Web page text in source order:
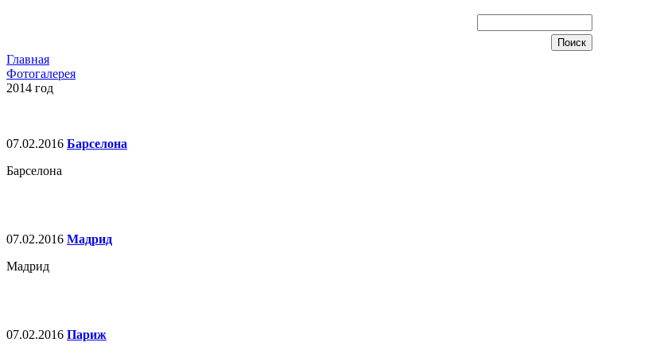
Главная
Фотогалерея
2014 год
07.02.2016 Барселона
Барселона
07.02.2016 Мадрид
Мадрид
07.02.2016 Париж